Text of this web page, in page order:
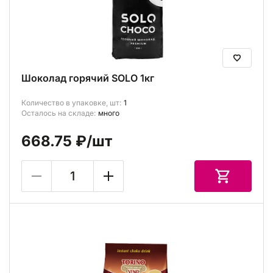
Шоколад горячий SOLO 1кг
Количество в упаковке, шт: 1
Осталось на складе: много
668.75 ₽/шт